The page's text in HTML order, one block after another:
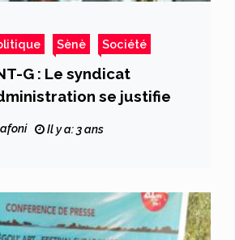
Sènè Société
G : Le syndicat
se justifie
Il y a: 3 ans